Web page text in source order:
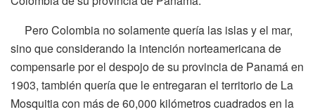
Pero Colombia no solamente quería las islas y el mar,
sino que considerando la intención norteamericana de
compensarle por el despojo de su provincia de Panamá en
1903, también quería que le entregaran el territorio de La
Mosquitia con más de 60,000 kilómetros cuadrados en la